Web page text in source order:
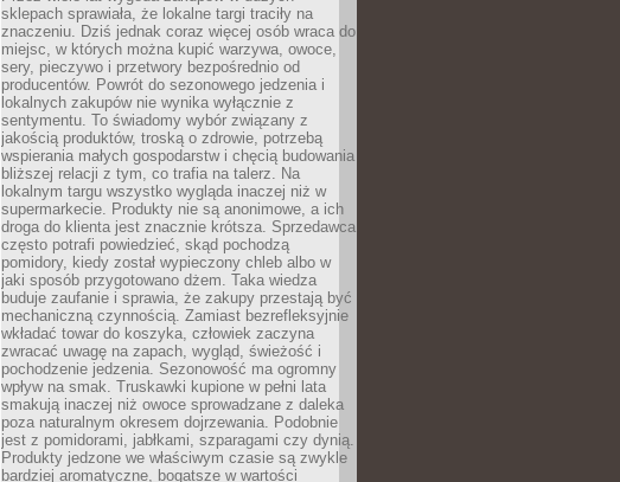
sklepach sprawiała, że lokalne targi traciły na
znaczeniu. Dziś jednak coraz więcej osób wraca do
miejsc, w których można kupić warzywa, owoce,
sery, pieczywo i przetwory bezpośrednio od
producentów. Powrót do sezonowego jedzenia i
lokalnych zakupów nie wynika wyłącznie z
sentymentu. To świadomy wybór związany z
jakością produktów, troską o zdrowie, potrzebą
wspierania małych gospodarstw i chęcią budowania
bliższej relacji z tym, co trafia na talerz. Na
lokalnym targu wszystko wygląda inaczej niż w
supermarkecie. Produkty nie są anonimowe, a ich
droga do klienta jest znacznie krótsza. Sprzedawca
często potrafi powiedzieć, skąd pochodzą
pomidory, kiedy został wypieczony chleb albo w
jaki sposób przygotowano dżem. Taka wiedza
buduje zaufanie i sprawia, że zakupy przestają być
mechaniczną czynnością. Zamiast bezrefleksyjnie
wkładać towar do koszyka, człowiek zaczyna
zwracać uwagę na zapach, wygląd, świeżość i
pochodzenie jedzenia. Sezonowość ma ogromny
wpływ na smak. Truskawki kupione w pełni lata
smakują inaczej niż owoce sprowadzane z daleka
poza naturalnym okresem dojrzewania. Podobnie
jest z pomidorami, jabłkami, szparagami czy dynią.
Produkty jedzone we właściwym czasie są zwykle
bardziej aromatyczne, bogatsze w wartości